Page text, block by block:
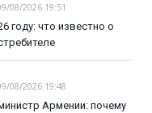
08/2026 19:51
году: что известно о
08/2026 19:48
Армении: почему